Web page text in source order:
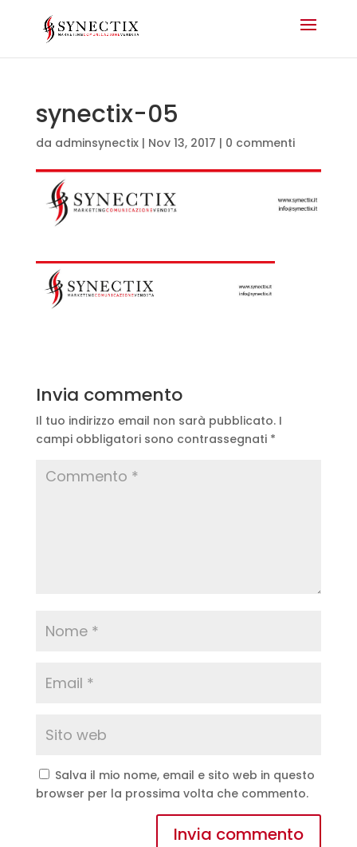
synectix-05
da adminsynectix| Nov 13, 2017 | 0 commenti
Invia commento
Il tuo indirizzo email non sarà pubblicato. I
campi obbligatori sono contrassegnati *
Salva il mio nome, email e sito web in questo
browser per la prossima volta che commento.